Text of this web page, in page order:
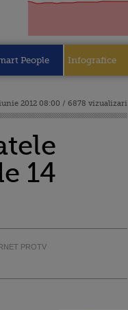
People Infografice
2012 08:00 / 6878 vizualizari
14
PROTV